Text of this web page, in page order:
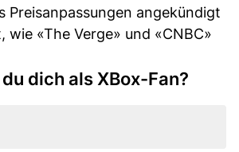
Preisanpassungen angekündigt
wie «The Verge» und «CNBC»
dich als XBox-Fan?